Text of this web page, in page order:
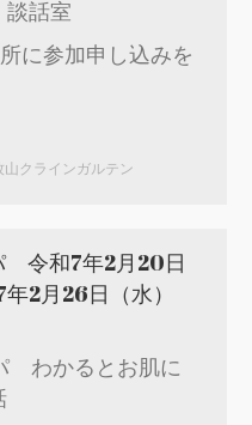
話室
に参加申し込みを
山クラインガルテン
令和7年2月20日
2月26日（水）
わかるとお肌に